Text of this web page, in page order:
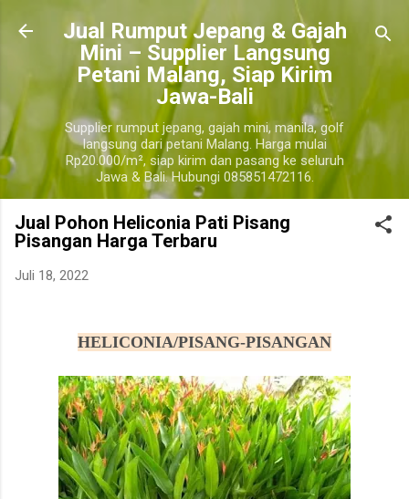
Langsung ke konten utama
​Jual Rumput Jepang & Gajah
Mini – Supplier Langsung
Petani Malang, Siap Kirim
Jawa-Bali
Supplier rumput jepang, gajah mini, manila, golf
langsung dari petani Malang. Harga mulai
Rp20.000/m², siap kirim dan pasang ke seluruh
Jawa & Bali. Hubungi 085851472116.
Jual Pohon Heliconia Pati Pisang
Pisangan Harga Terbaru
Juli 18, 2022
HELICONIA/PISANG-PISANGAN